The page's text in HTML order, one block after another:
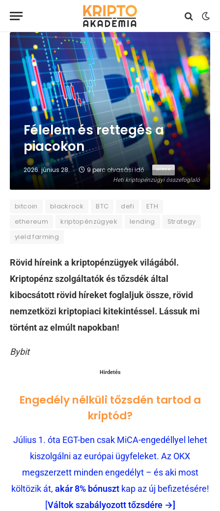
Heti kriptopénzügyi összefoglaló
Félelem és rettegés a
piacokon
2026. június 28. 9 perc olvasási idő HÍREK
bitcoin blackrock BTC defi
ETH
ethereum
kriptopénzügyek lending
Strategy
yield farming
Rövid híreink a kriptopénzügyek világából.
Kriptopénz szolgáltatók és tőzsdék által
kibocsátott rövid híreket foglaljuk össze, rövid
nemzetközi kriptopiaci kitekintéssel. Lássuk mi
történt az elmúlt napokban!
Bybit
Hirdetés
Engedély nélküli tőzsdén tartod a
kriptód?
Július 1. óta EGT-ben csak MiCA-engedéllyel lehet
kiszolgálni az európai ügyfeleket. Az OKX
megszerzett minden engedélyt – és aki most
költözik át, akár 8% bónusztkap az új befizetésére!
[Váltok szabályozott tőzsdére →]